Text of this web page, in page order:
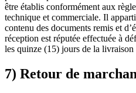
être établis conformément aux
technique et commerciale. Il
contenu des documents remis et
réception est réputée effectuée à
les quinze (15) jours de la livraison
7) Retour de